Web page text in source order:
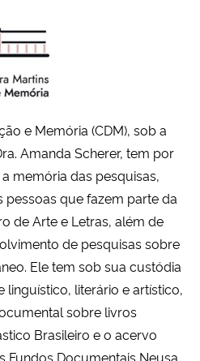
e Memória (CDM), sob a
Amanda Scherer, tem por
memória das pesquisas,
que fazem parte da
de Arte e Letras, além de
de pesquisas sobre
Ele tem sob sua custódia
literário e artístico,
sobre livros
Brasileiro e o acervo
Fundos Documentais Neusa